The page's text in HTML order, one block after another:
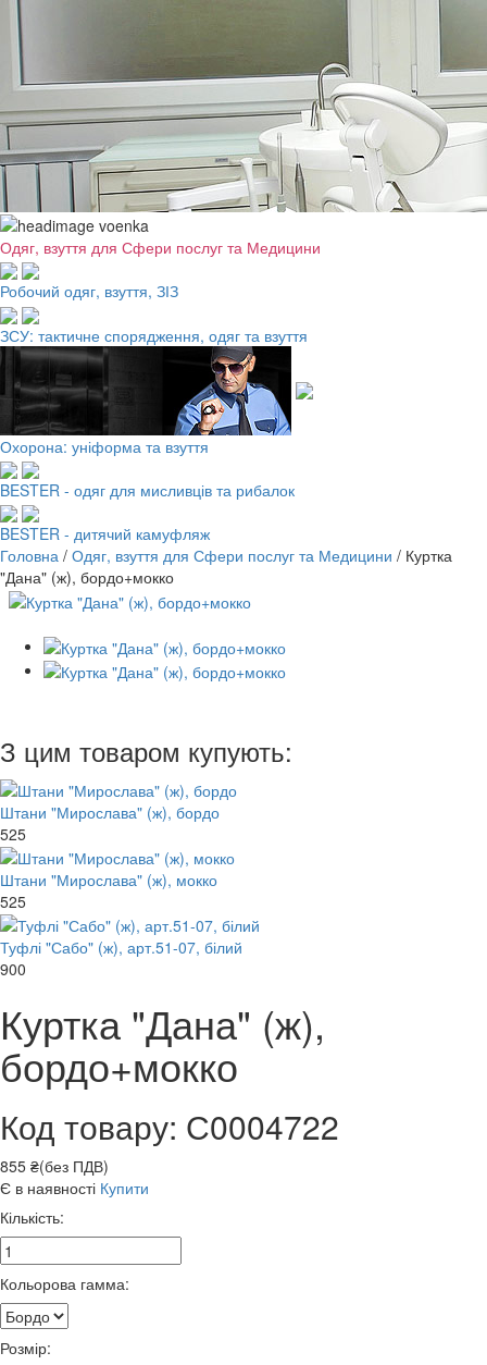
Одяг, взуття для Сфери послуг та Медицини
Робочий одяг, взуття, ЗІЗ
ЗСУ: тактичне спорядження, одяг та взуття
Охорона: уніформа та взуття
BESTER - одяг для мисливців та рибалок
BESTER - дитячий камуфляж
Головна / Одяг, взуття для Сфери послуг та Медицини / Куртка
"Дана" (ж), бордо+мокко
З цим товаром купують:
Штани "Мирослава" (ж), бордо
525
Штани "Мирослава" (ж), мокко
525
Туфлі "Сабо" (ж), арт.51-07, білий
900
Куртка "Дана" (ж),
бордо+мокко
Код товару: С0004722
855 ₴(без ПДВ)
Є в наявності Купити
Кількість:
Кольорова гамма:
Розмір: